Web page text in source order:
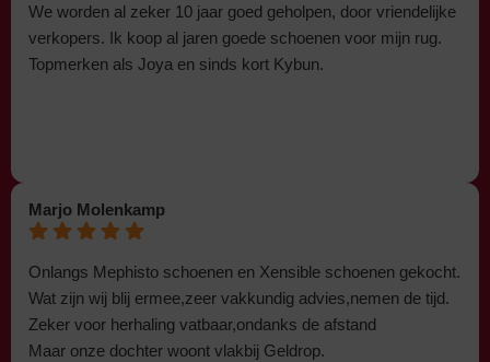
We worden al zeker 10 jaar goed geholpen, door vriendelijke
verkopers. Ik koop al jaren goede schoenen voor mijn rug.
Topmerken als Joya en sinds kort Kybun.
Marjo Molenkamp
Onlangs Mephisto schoenen en Xensible schoenen gekocht.
Wat zijn wij blij ermee,zeer vakkundig advies,nemen de tijd.
Zeker voor herhaling vatbaar,ondanks de afstand
Maar onze dochter woont vlakbij Geldrop.